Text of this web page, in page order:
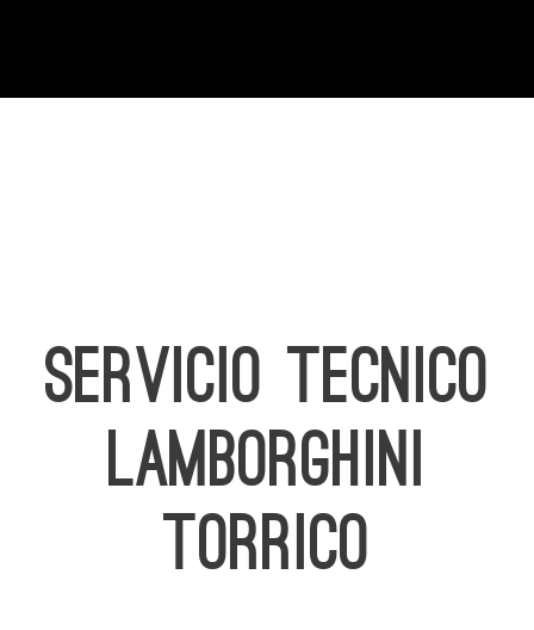
SERVICIO TECNICO
LAMBORGHINI
TORRICO